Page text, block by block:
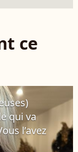
ce
qui va
l’avez